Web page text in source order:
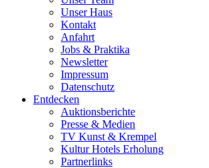
Unser Haus
Kontakt
Anfahrt
Jobs & Praktika
Newsletter
Impressum
Datenschutz
Entdecken
Auktionsberichte
Presse & Medien
TV Kunst & Krempel
Kultur Hotels Erholung
Partnerlinks